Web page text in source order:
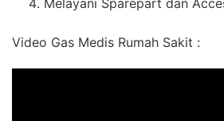
Melayani Sparepart dan
Video Gas Medis Rumah Sakit :